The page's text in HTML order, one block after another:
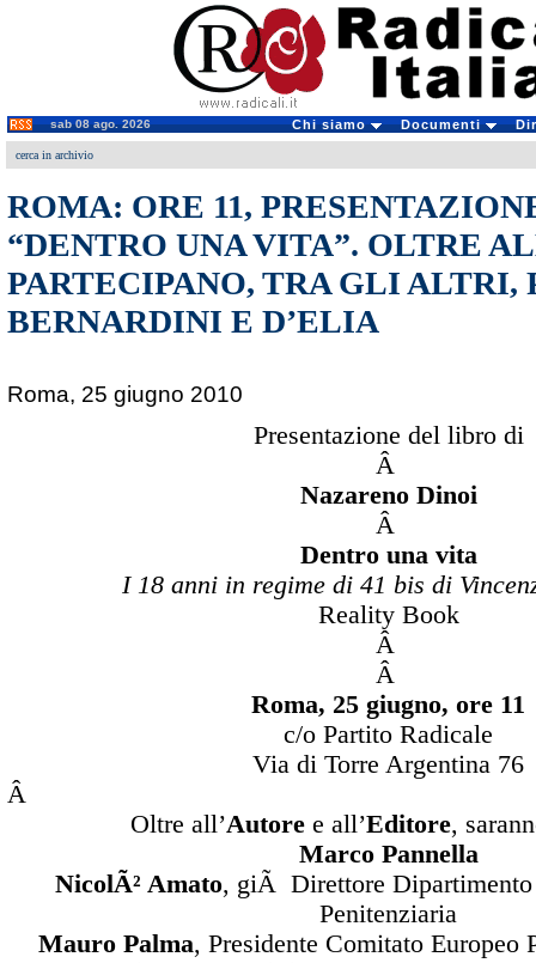
sab 08 ago. 2026 Chi siamo Documenti
cerca in archivio
ROMA: ORE 11,
“DENTRO UNA VITA”. OLTRE
PARTECIPANO, TRA GLI ALTRI,
BERNARDINI E D’ELIA
Roma, 25 giugno 2010
Presentazione del libro di
Â
Nazareno Dinoi
Â
Dentro una vita
I 18 anni in regime di 41 bis di
Reality Book
Â
Â
Roma, 25 giugno, ore 11
c/o Partito Radicale
Via di Torre Argentina 76
Â
Oltre all’Autore e all’Editore,
Marco Pannella
NicolÃ² Amato, giÃ Direttore
Penitenziaria
Mauro Palma, Presidente Comitato Europeo